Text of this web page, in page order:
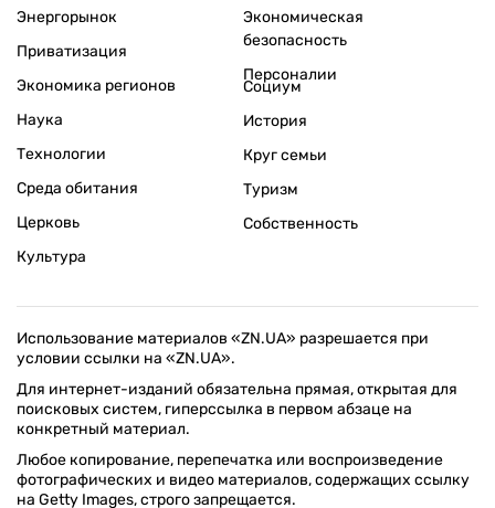
Энергорынок
Приватизация
Экономика регионов
Экономическая
безопасность
Персоналии
Наука
Технологии
Среда обитания
Церковь
Культура
Социум
История
Круг семьи
Туризм
Собственность
Использование материалов «ZN.UA» разрешается при
условии ссылки на «ZN.UA».
Для интернет-изданий обязательна прямая, открытая для
поисковых систем, гиперссылка в первом абзаце на
конкретный материал.
Любое копирование, перепечатка или воспроизведение
фотографических и видео материалов, содержащих ссылку
на Getty Images, строго запрещается.